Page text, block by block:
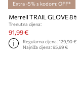
Extra -5% s kodom: OFF*
Trenutna cijena:
91,99 €
Regularna cijena:129,90 €
Najniža cijena:95,99 €